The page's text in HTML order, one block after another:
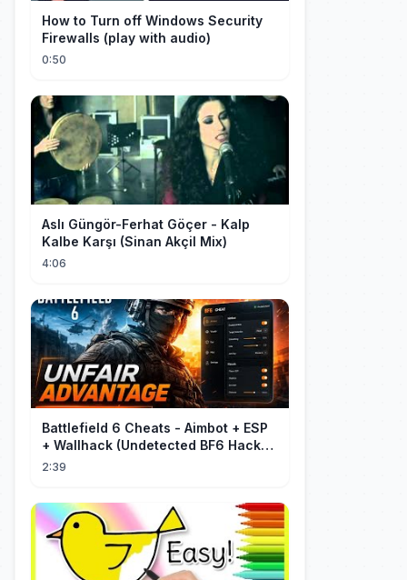
How to Turn off Windows Security
Firewalls (play with audio)
0:50
Aslı Güngör-Ferhat Göçer - Kalp
Kalbe Karşı (Sinan Akçil Mix)
4:06
Battlefield 6 Cheats - Aimbot + ESP
+ Wallhack (Undetected BF6 Hack
2026)
2:39